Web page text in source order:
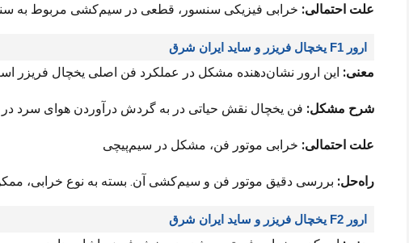
علت احتمالی: خرابی فیزیکی سنسور، قطعی در سیم‌کشی مربوط به
ارور F1 یخچال فریزر و ساید ایران شرق
معنی: این ارور نشان‌دهنده مشکل در عملکرد فن اصلی یخچال فریزر
شرح مشکل: فن یخچال نقش حیاتی در به گردش درآوردن هوای سرد در
علت احتمالی: خرابی موتور فن، مشکل در سیم‌پیچی
راه‌حل: بررسی دقیق موتور فن و سیم‌کشی آن. بسته به نوع خرابی،
ارور F2 یخچال فریزر و ساید ایران شرق